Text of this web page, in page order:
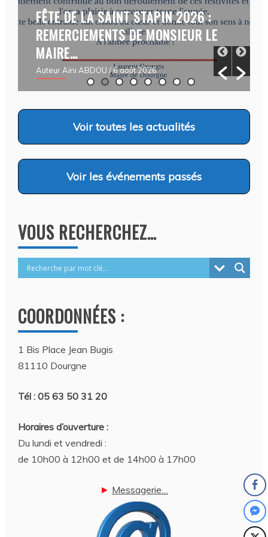
FÊTE DE LA SAINT STAPIN 2026 :
REMERCIEMENTS DE MONSIEUR LE
MAIRE…
Auteur Aïni ABDOU / 6 août 2026
Voirtoutes les actualités
Voir les événements passés
VOUS RECHERCHEZ…
COORDONNÉES :
1 Bis Place Jean Bugis
81110 Dourgne
Tél : 05 63 50 31 20
Horaires d’ouverture :
Du lundi et vendredi :
de 10h00 à 12h00 et de 14h00 à 17h00
► Messagerie…